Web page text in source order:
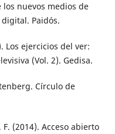
los nuevos medios de
Paidós.
Los ejercicios del ver:
(Vol. 2). Gedisa.
Círculo de
(2014). Acceso abierto